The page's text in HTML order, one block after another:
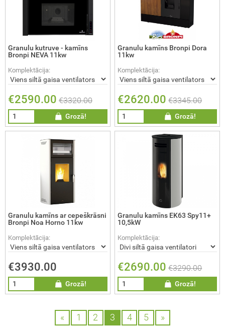
Granulu kutruve - kamīns
Bronpi NEVA 11kw
Komplektācija:
€2590.00 €3320.00
Grozā!
Granulu kamīns Bronpi Dora
11kw
Komplektācija:
€2620.00 €3345.00
Grozā!
Granulu kamīns ar cepeškrāsni
Bronpi Noa Horno 11kw
Komplektācija:
€3930.00
Grozā!
Granulu kamīns EK63 Spy11+
10,5kW
Komplektācija:
€2690.00 €3290.00
Grozā!
« 1 2 3 4 5 »